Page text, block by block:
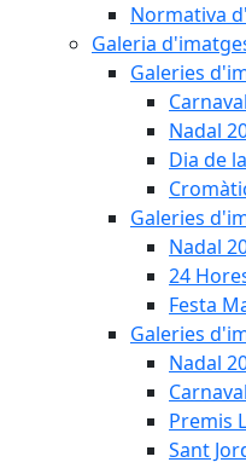
Normativa
Galeria
Galeries
Nadal
Dia de
Galeries
Nadal
24
Festa
Galeries
Nadal
Premis
Sant